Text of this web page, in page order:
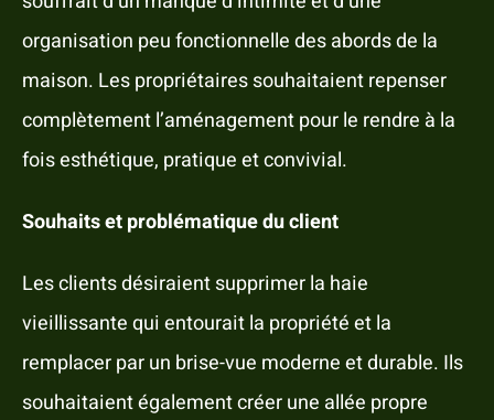
organisation peu fonctionnelle des abords de la
maison. Les propriétaires souhaitaient repenser
complètement l’aménagement pour le rendre à la
fois esthétique, pratique et convivial.
Souhaits et problématique du client
Les clients désiraient supprimer la haie
vieillissante qui entourait la propriété et la
remplacer par un brise-vue moderne et durable. Ils
souhaitaient également créer une allée propre